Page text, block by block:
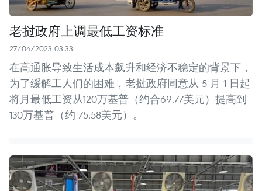
老挝政府上调最低工资标准
27/04/2023 03:33
在高通胀导致生活成本飙升和经济不稳定的背景下，
为了缓解工人们的困难，老挝政府同意从 5 月 1 日起
将月最低工资从120万基普（约合69.77美元）提高到
130万基普（约 75.58美元）。